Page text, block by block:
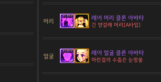
머리 레어 머리 클론 아바타
긴 양갈래 머리[A타입]
얼굴 레어 얼굴 클론 아바타
마린걸의 수줍은 눈망울